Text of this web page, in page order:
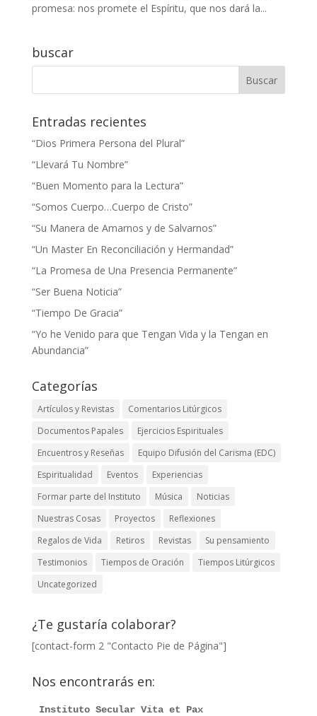
promesa: nos promete el Espíritu, que nos dará la...
buscar
Entradas recientes
“Dios Primera Persona del Plural”
“Llevará Tu Nombre”
“Buen Momento para la Lectura”
“Somos Cuerpo…Cuerpo de Cristo”
“Su Manera de Amarnos y de Salvarnos”
“Un Master En Reconciliación y Hermandad”
“La Promesa de Una Presencia Permanente”
“Ser Buena Noticia”
“Tiempo De Gracia”
“Yo he Venido para que Tengan Vida y la Tengan en
Abundancia”
Categorías
Artículos y Revistas
Comentarios Litúrgicos
Documentos Papales
Ejercicios Espirituales
Encuentros y Reseñas
Equipo Difusión del Carisma (EDC)
Espiritualidad
Eventos
Experiencias
Formar parte del Instituto
Música
Noticias
Nuestras Cosas
Proyectos
Reflexiones
Regalos de Vida
Retiros Revistas
Su pensamiento
Testimonios
Tiempos de Oración
Tiempos Litúrgicos
Uncategorized
¿Te gustaría colaborar?
[contact-form 2 "Contacto Pie de Página"]
Nos encontrarás en:
Instituto Secular Vita et Pax